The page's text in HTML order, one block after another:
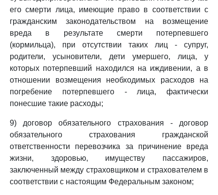
его смерти лица, имеющие право в соответствии с
гражданским законодательством на возмещение
вреда в результате смерти потерпевшего
(кормильца), при отсутствии таких лиц - супруг,
родители, усыновители, дети умершего, лица, у
которых потерпевший находился на иждивении, а в
отношении возмещения необходимых расходов на
погребение потерпевшего - лица, фактически
понесшие такие расходы;
9) договор обязательного страхования - договор
обязательного страхования гражданской
ответственности перевозчика за причинение вреда
жизни, здоровью, имуществу пассажиров,
заключенный между страховщиком и страхователем в
соответствии с настоящим Федеральным законом;